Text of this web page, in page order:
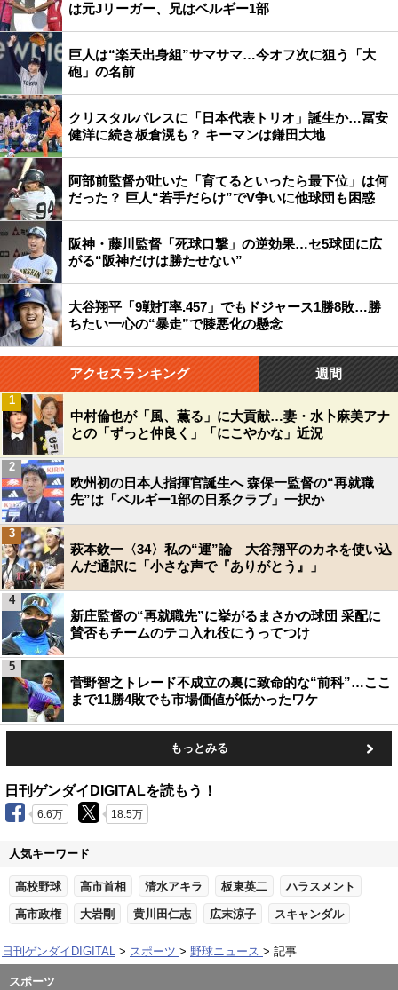
は元Jリーガー、兄はベルギー1部
巨人は“楽天出身組”サマサマ…今オフ次に狙う「大
砲」の名前
クリスタルパレスに「日本代表トリオ」誕生か…冨安
健洋に続き板倉滉も？ キーマンは鎌田大地
阿部前監督が吐いた「育てるといったら最下位」は何
だった？ 巨人“若手だらけ”でV争いに他球団も困惑
阪神・藤川監督「死球口撃」の逆効果…セ5球団に広
がる“阪神だけは勝たせない”
大谷翔平「9戦打率.457」でもドジャース1勝8敗…勝
ちたい一心の“暴走”で膝悪化の懸念
アクセスランキング 週間
中村倫也が「風、薫る」に大貢献…妻・水卜麻美アナ
との「ずっと仲良く」「にこやかな」近況
1
欧州初の日本人指揮官誕生へ 森保一監督の“再就職
先”は「ベルギー1部の日系クラブ」一択か
2
萩本欽一〈34〉私の“運”論 大谷翔平のカネを使い込
んだ通訳に「小さな声で『ありがとう』」
3
新庄監督の“再就職先”に挙がるまさかの球団 采配に
賛否もチームのテコ入れ役にうってつけ
4
菅野智之トレード不成立の裏に致命的な“前科”…ここ
まで11勝4敗でも市場価値が低かったワケ
5
もっとみる
日刊ゲンダイDIGITALを読もう！
6.6万 18.5万
人気キーワード
高校野球 高市首相 清水アキラ 板東英二 ハラスメント
高市政権 大岩剛 黄川田仁志 広末涼子 スキャンダル
日刊ゲンダイDIGITAL スポーツ 野球ニュース 記事
スポーツ